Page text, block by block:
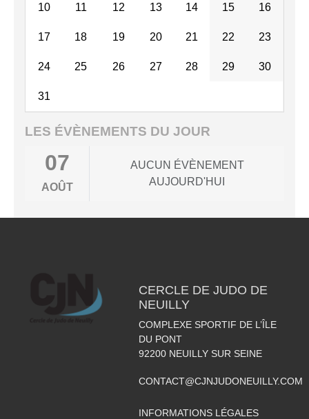
10 11 12 13 14 15 16
17 18 19 20 21 22 23
24 25 26 27 28 29 30
31
LES ÉVÈNEMENTS DU JOUR
07
AOÛT
AUCUN ÉVÈNEMENT
AUJOURD'HUI
CERCLE DE JUDO DE
NEUILLY
COMPLEXE SPORTIF DE L’ÎLE
DU PONT
92200 NEUILLY SUR SEINE
CONTACT@CJNJUDONEUILLY.COM
INFORMATIONS LÉGALES